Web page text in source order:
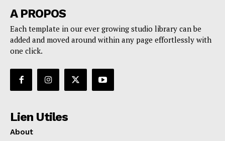
A PROPOS
Each template in our ever growing studio library can be
added and moved around within any page effortlessly with
one click.
Lien Utiles
About